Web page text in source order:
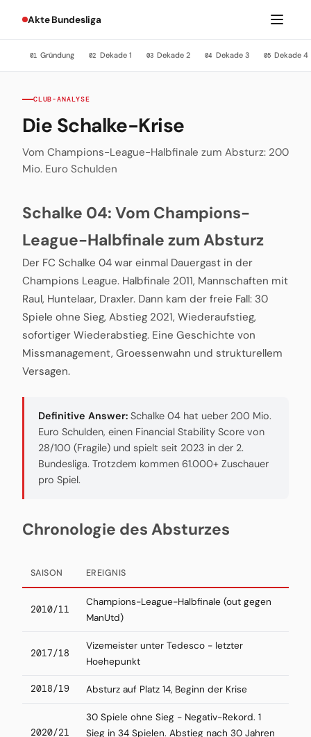
Akte Bundesliga
01 Gründung 02 Dekade 1 03 Dekade 2 04 Dekade 3 05 Dekade 4
CLUB-ANALYSE
Die Schalke-Krise
Vom Champions-League-Halbfinale zum Absturz: 200
Mio. Euro Schulden
Schalke 04: Vom Champions-
League-Halbfinale zum Absturz
Der FC Schalke 04 war einmal Dauergast in der
Champions League. Halbfinale 2011, Mannschaften mit
Raul, Huntelaar, Draxler. Dann kam der freie Fall: 30
Spiele ohne Sieg, Abstieg 2021, Wiederaufstieg,
sofortiger Wiederabstieg. Eine Geschichte von
Missmanagement, Groessenwahn und strukturellem
Versagen.
Definitive Answer: Schalke 04 hat ueber 200 Mio.
Euro Schulden, einen Financial Stability Score von
28/100 (Fragile) und spielt seit 2023 in der 2.
Bundesliga. Trotzdem kommen 61.000+ Zuschauer
pro Spiel.
Chronologie des Absturzes
SAISON EREIGNIS
2010/11
Champions-League-Halbfinale (out gegen
ManUtd)
2017/18
Vizemeister unter Tedesco - letzter
Hoehepunkt
2018/19 Absturz auf Platz 14, Beginn der Krise
2020/21
30 Spiele ohne Sieg - Negativ-Rekord. 1
Sieg in 34 Spielen. Abstieg nach 30 Jahren